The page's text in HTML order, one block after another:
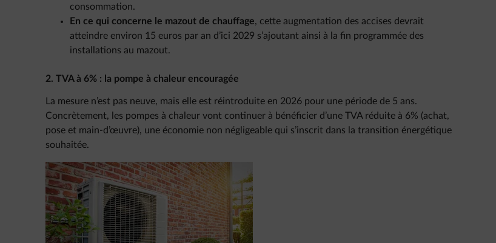
consommation.
En ce qui concerne le mazout de chauffage, cette augmentation des accises devrait
atteindre environ 15 euros par an d’ici 2029 s’ajoutant ainsi à la fin programmée des
installations au mazout.
2. TVA à 6% : la pompe à chaleur encouragée
La mesure n’est pas neuve, mais elle est réintroduite en 2026 pour une période de 5 ans.
Concrètement, les pompes à chaleur vont continuer à bénéficier d’une TVA réduite à 6% (achat,
pose et main-d’œuvre), une économie non négligeable qui s’inscrit dans la transition énergétique
souhaitée.